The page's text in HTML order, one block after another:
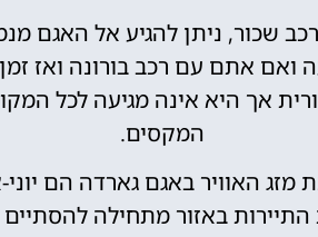
שכור, ניתן להגיע אל האגם
ואם אתם עם רכב בורונה ואז
אך היא אינה מגיעה לכל
המקסים.
האוויר באגם גארדה הם
התיירות באזור מתחילה